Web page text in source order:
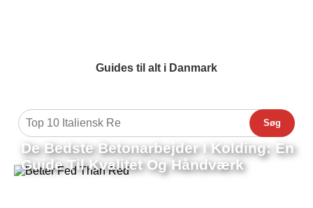
Guides til alt i Danmark
Søg
De Bedste Betonarbejder I Kolding: En
Guide Til Kvalitet Og Håndværk